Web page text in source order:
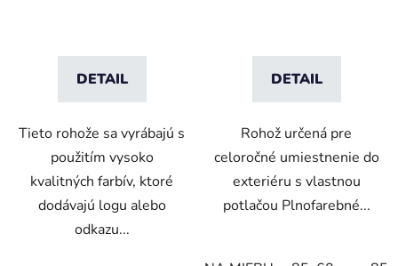
DETAIL
Tieto rohože sa vyrábajú s
použitím vysoko
kvalitných farbív, ktoré
dodávajú logu alebo
odkazu...
DETAIL
Rohož určená pre
celoročné umiestnenie do
exteriéru s vlastnou
potlačou Plnofarebné...